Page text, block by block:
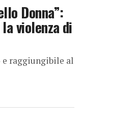
Donna”:
violenza di
raggiungibile al